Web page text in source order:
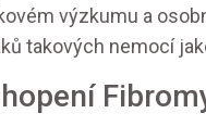
výzkumu a
takových nemocí